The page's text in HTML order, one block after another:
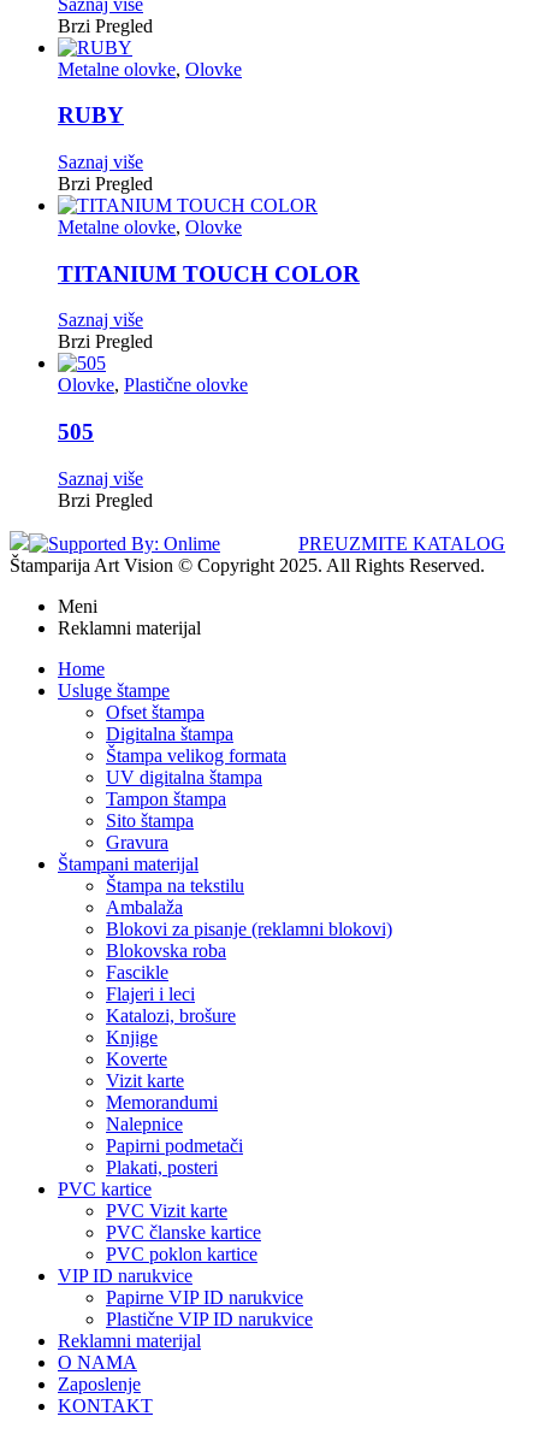
Brzi Pregled
Metalne olovke, Olovke
RUBY
Saznaj više
Brzi Pregled
Metalne olovke, Olovke
TITANIUM TOUCH COLOR
Saznaj više
Brzi Pregled
Olovke, Plastične olovke
505
Saznaj više
Brzi Pregled
PREUZMITE KATALOG
Štamparija Art Vision © Copyright 2025. All Rights Reserved.
Meni
Reklamni materijal
Home
Usluge štampe
Ofset štampa
Digitalna štampa
Štampa velikog formata
UV digitalna štampa
Tampon štampa
Sito štampa
Gravura
Štampani materijal
Štampa na tekstilu
Ambalaža
Blokovi za pisanje (reklamni blokovi)
Blokovska roba
Fascikle
Flajeri i leci
Katalozi, brošure
Knjige
Koverte
Vizit karte
Memorandumi
Nalepnice
Papirni podmetači
Plakati, posteri
PVC kartice
PVC Vizit karte
PVC članske kartice
PVC poklon kartice
VIP ID narukvice
Papirne VIP ID narukvice
Plastične VIP ID narukvice
Reklamni materijal
O NAMA
Zaposlenje
KONTAKT